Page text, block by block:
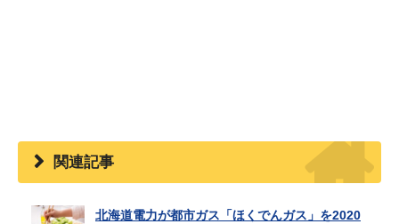
関連記事
北海道電力が都市ガス「ほくでんガス」を2020